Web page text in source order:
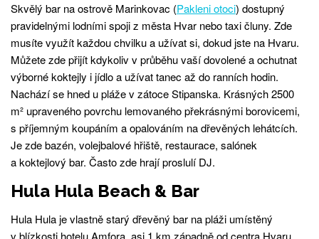
Skvělý bar na ostrově Marinkovac (Pakleni otoci) dostupný
pravidelnými lodními spoji z města Hvar nebo taxi čluny. Zde
musíte využít každou chvilku a užívat si, dokud jste na Hvaru.
Můžete zde přijít kdykoliv v průběhu vaší dovolené a ochutnat
výborné koktejly i jídlo a užívat tanec až do ranních hodin.
Nachází se hned u pláže v zátoce Stipanska. Krásných 2500
m² upraveného povrchu lemovaného překrásnými borovicemi,
s příjemným koupáním a opalováním na dřevěných lehátcích.
Je zde bazén, volejbalové hřiště, restaurace, salónek
a koktejlový bar. Často zde hrají proslulí DJ.
Hula Hula Beach & Bar
Hula Hula je vlastně starý dřevěný bar na pláži umístěný
v blízkosti hotelu Amfora, asi 1 km západně od centra Hvaru.